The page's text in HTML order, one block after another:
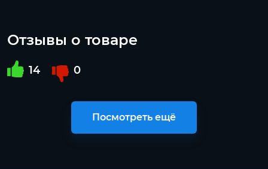
Отзывы о товаре
14 0
Посмотреть ещё